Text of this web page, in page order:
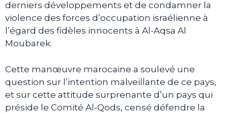
derniers développements et de condamner la
violence des forces d’occupation israélienne à
l’égard des fidèles innocents à Al-Aqsa Al
Moubarek.
Cette manœuvre marocaine a soulevé une
question sur l’intention malveillante de ce pays,
et sur cette attitude surprenante d’un pays qui
préside le Comité Al-Qods, censé défendre la